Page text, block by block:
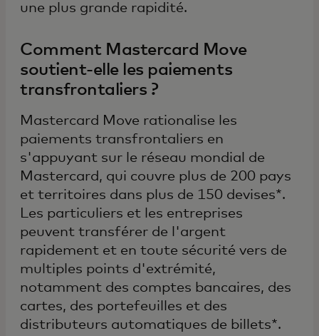
une plus grande rapidité.
Comment Mastercard Move
soutient-elle les paiements
transfrontaliers ?
Mastercard Move rationalise les
paiements transfrontaliers en
s'appuyant sur le réseau mondial de
Mastercard, qui couvre plus de 200 pays
et territoires dans plus de 150 devises*.
Les particuliers et les entreprises
peuvent transférer de l'argent
rapidement et en toute sécurité vers de
multiples points d'extrémité,
notamment des comptes bancaires, des
cartes, des portefeuilles et des
distributeurs automatiques de billets*.